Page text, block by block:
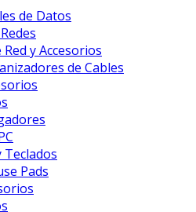
de Datos
Red y Accesorios
de Cables
Teclados
Pads